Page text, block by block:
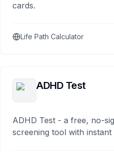
cards.
Life Path Calculator
ADHD Test
ADHD Test - a free, no-
screening tool with instant